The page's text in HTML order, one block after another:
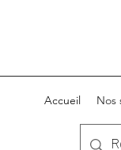
Accueil Nos